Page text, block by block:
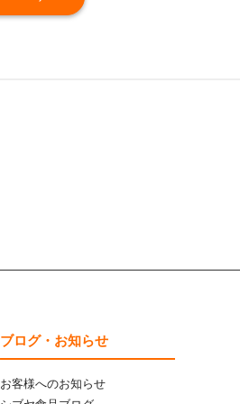
ブログ・お知らせ
お客様へのお知らせ